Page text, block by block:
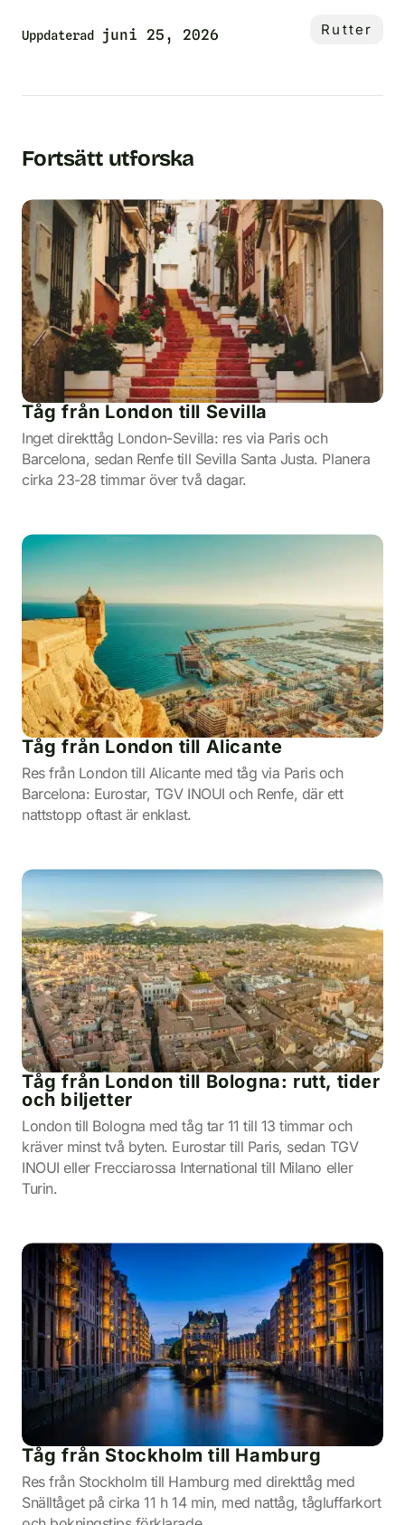
Uppdaterad juni 25, 2026 Rutter
Fortsätt utforska
Tåg från London till Sevilla
Inget direkttåg London-Sevilla: res via Paris och
Barcelona, sedan Renfe till Sevilla Santa Justa. Planera
cirka 23-28 timmar över två dagar.
Tåg från London till Alicante
Res från London till Alicante med tåg via Paris och
Barcelona: Eurostar, TGV INOUI och Renfe, där ett
nattstopp oftast är enklast.
Tåg från London till Bologna: rutt, tider
och biljetter
London till Bologna med tåg tar 11 till 13 timmar och
kräver minst två byten. Eurostar till Paris, sedan TGV
INOUI eller Frecciarossa International till Milano eller
Turin.
Tåg från Stockholm till Hamburg
Res från Stockholm till Hamburg med direkttåg med
Snälltåget på cirka 11 h 14 min, med nattåg, tågluffarkort